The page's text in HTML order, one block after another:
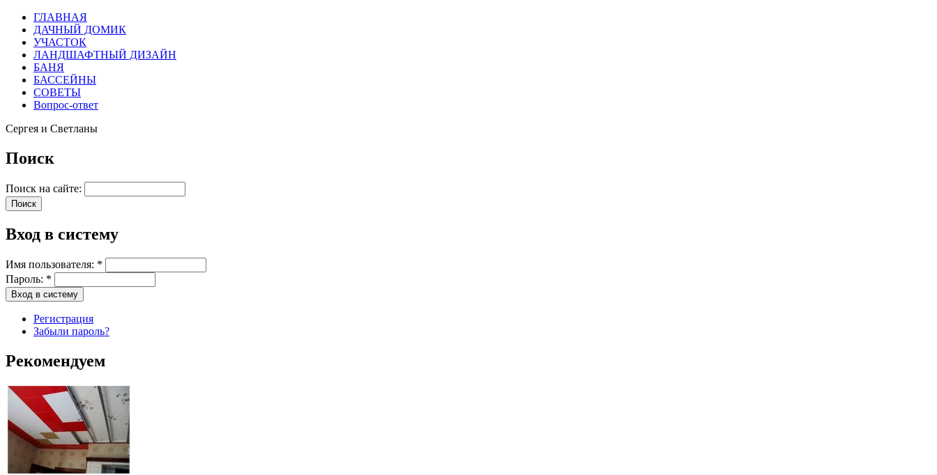
ГЛАВНАЯ
ДАЧНЫЙ ДОМИК
УЧАСТОК
ЛАНДШАФТНЫЙ ДИЗАЙН
БАНЯ
БАССЕЙНЫ
СОВЕТЫ
Вопрос-ответ
Сергея и Светланы
Поиск
Поиск на сайте:
Вход в систему
Имя пользователя: *
Пароль: *
Регистрация
Забыли пароль?
Рекомендуем